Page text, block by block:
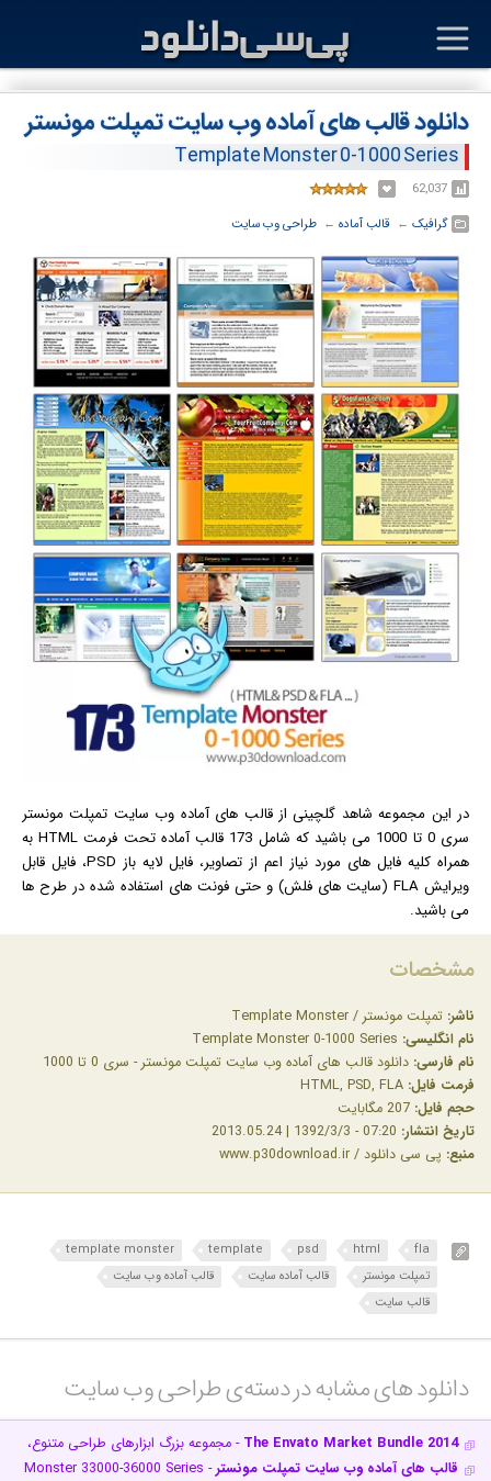
دانلود قالب های آماده وب سایت تمپلت مونستر
Template Monster 0-1000 Series
62,037
گرافیک ← ‏ قالب آماده ← ‏ طراحی وب سایت
در این مجموعه شاهد گلچینی از قالب های آماده وب سایت تمپلت مونستر
سری 0 تا 1000 می باشید که شامل 173 قالب آماده تحت فرمت HTML به
همراه کلیه فایل های مورد نیاز اعم از تصاویر، فایل لایه باز PSD، فایل قابل
ویرایش FLA (سایت های فلش) و حتی
فونت های استفاده شده در طرح ها
می باشید.
مشخصات
ناشر: تمپلت مونستر / Template Monster
نام انگلیسی:
نام فارسی: دانلود قالب های آماده وب سایت تمپلت مونستر - سری 0 تا 1000
فرمت فایل:
حجم فایل:
تاریخ انتشار:
منبع: پی سی دانلود / www.p30download.ir
fla
html
psd
template
template monster
تمپلت مونستر
قالب آماده سایت
قالب آماده وب سایت
قالب سایت
دانلود های مشابه در دسته‌ی‌ طراحی وب سایت‎
The Envato Market Bundle 2014 - مجموعه بزرگ ابزارهای طراحی متنوع،
قالب های آماده وب سایت تمپلت مونستر- Template Monster 33000-36000 Series